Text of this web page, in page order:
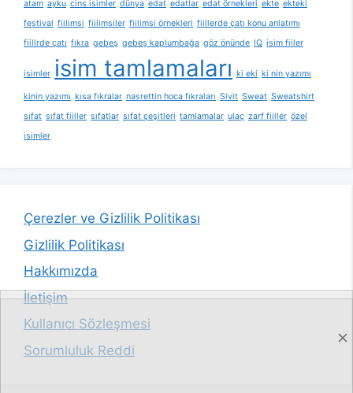
atam ayku cins isimler dünya edat edatlar edat örnekleri ekte ekteki
festival fiilimsi fiilimsiler fiilimsi örnekleri fiillerde çatı konu anlatımı
fiillrde çatı fıkra gebeş gebeş kaplumbağa göz önünde IQ isim fiiler
isimler isim tamlamaları ki eki ki nin yazımı
kinin yazımı kısa fıkralar nasrettin hoca fıkraları Sivit Sweat Sweatshirt
sıfat sıfat fiiller sıfatlar sıfat çeşitleri tamlamalar ulaç zarf fiiller özel
isimler
Çerezler ve Gizlilik Politikası
Gizlilik Politikası
Hakkımızda
İletişim
Kullanıcı Sözleşmesi
Sorumluluk Reddi